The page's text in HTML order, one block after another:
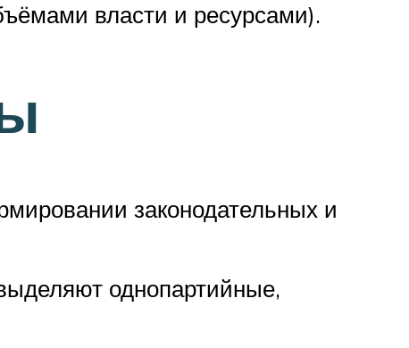
власти и ресурсами).
законодательных и
однопартийные,